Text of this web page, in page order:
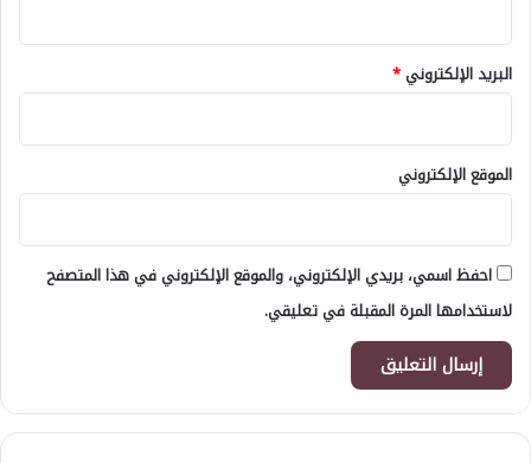
البريد الإلكتروني*
الموقع الإلكتروني
احفظ اسمي، بريدي الإلكتروني، والموقع الإلكتروني في هذا المتصفح
لاستخدامها المرة المقبلة في تعليقي.